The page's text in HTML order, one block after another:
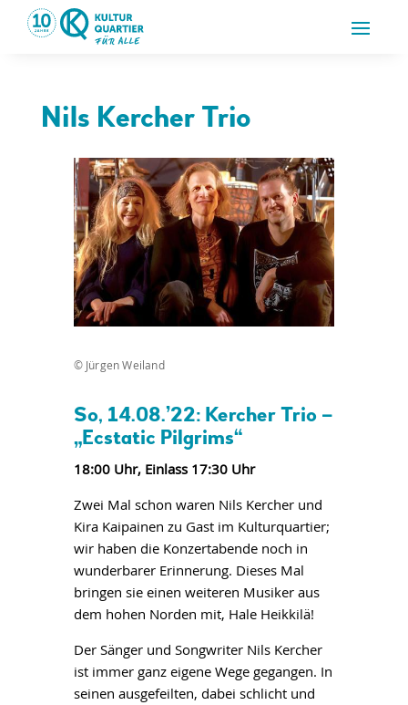
Nils Kercher Trio
© Jürgen Weiland
So, 14.08.’22: Kercher Trio –
„Ecstatic Pilgrims“
18:00 Uhr, Einlass 17:30 Uhr
Zwei Mal schon waren Nils Kercher und
Kira Kaipainen zu Gast im Kulturquartier;
wir haben die Konzertabende noch in
wunderbarer Erinnerung. Dieses Mal
bringen sie einen weiteren Musiker aus
dem hohen Norden mit, Hale Heikkilä!
Der Sänger und Songwriter Nils Kercher
ist immer ganz eigene Wege gegangen. In
seinen ausgefeilten, dabei schlicht und